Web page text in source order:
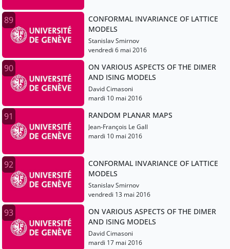
89
CONFORMAL INVARIANCE OF LATTICE
MODELS
Stanislav Smirnov
vendredi 6 mai 2016
90
ON VARIOUS ASPECTS OF THE DIMER
AND ISING MODELS
David Cimasoni
mardi 10 mai 2016
91 RANDOM PLANAR MAPS
Jean-François Le Gall
mardi 10 mai 2016
92
CONFORMAL INVARIANCE OF LATTICE
MODELS
Stanislav Smirnov
vendredi 13 mai 2016
93
ON VARIOUS ASPECTS OF THE DIMER
AND ISING MODELS
David Cimasoni
mardi 17 mai 2016